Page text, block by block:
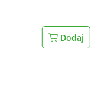
Dodaj